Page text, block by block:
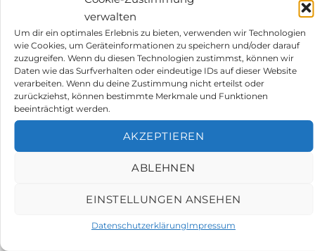
verwalten
Um dir ein optimales Erlebnis zu bieten, verwenden wir Technologien
wie Cookies, um Geräteinformationen zu speichern und/oder darauf
zuzugreifen. Wenn du diesen Technologien zustimmst, können wir
Daten wie das Surfverhalten oder eindeutige IDs auf dieser Website
verarbeiten. Wenn du deine Zustimmung nicht erteilst oder
zurückziehst, können bestimmte Merkmale und Funktionen
beeinträchtigt werden.
AKZEPTIEREN
ABLEHNEN
EINSTELLUNGEN ANSEHEN
DatenschutzerklärungImpressum
378,00€
ATEX-Zulassung
Akkulaufzeit >12h
196,00€
2 Jahre Lebensdauer
ATEX-Zulassung